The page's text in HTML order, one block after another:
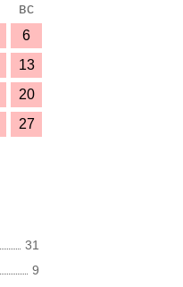
вс
6
13
20
27
31
9